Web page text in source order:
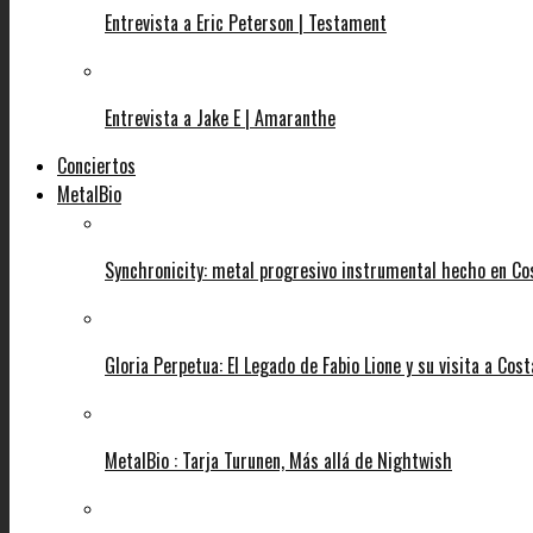
Entrevista a Eric Peterson | Testament
Entrevista a Jake E | Amaranthe
Conciertos
MetalBio
Synchronicity: metal progresivo instrumental hecho en
Gloria Perpetua: El Legado de Fabio Lione y su visita a
MetalBio : Tarja Turunen, Más allá de Nightwish